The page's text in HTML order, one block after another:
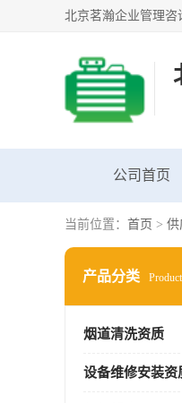
公司首页
当前位置： 首页 > 供
产品分类 Product
烟道清洗资质
设备维修安装资